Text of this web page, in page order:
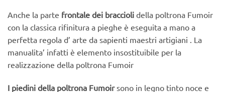
Anche la parte frontale dei braccioli della poltrona Fumoir
con la classica rifinitura a pieghe è eseguita a mano a
perfetta regola d’ arte da sapienti maestri artigiani . La
manualita’ infatti è elemento insostituibile per la
realizzazione della poltrona Fumoir
I piedini della poltrona Fumoir sono in legno tinto noce e